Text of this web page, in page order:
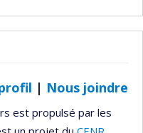
| Nous joindre
est propulsé par les